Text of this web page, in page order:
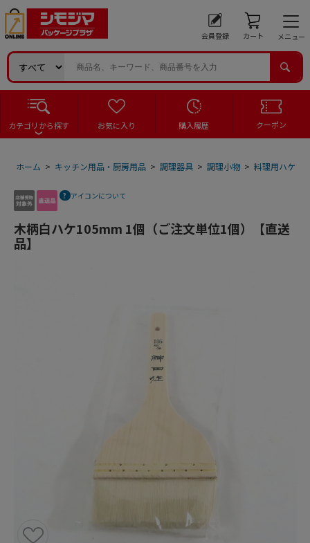
会員登録 カート メニュー
カテゴリから探す お気に入り 購入履歴 クーポン
ホーム > キッチン用品・厨房用品 > 調理器具 > 調理小物 > 料理用ハケ
アイコンについて
木柄白ハケ105mm 1個（ご注文単位1個）【直送
品】